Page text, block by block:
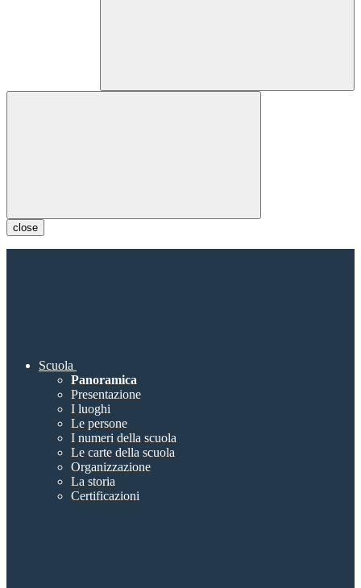
close
Scuola
Panoramica
Presentazione
I luoghi
Le persone
I numeri della scuola
Le carte della scuola
Organizzazione
La storia
Certificazioni